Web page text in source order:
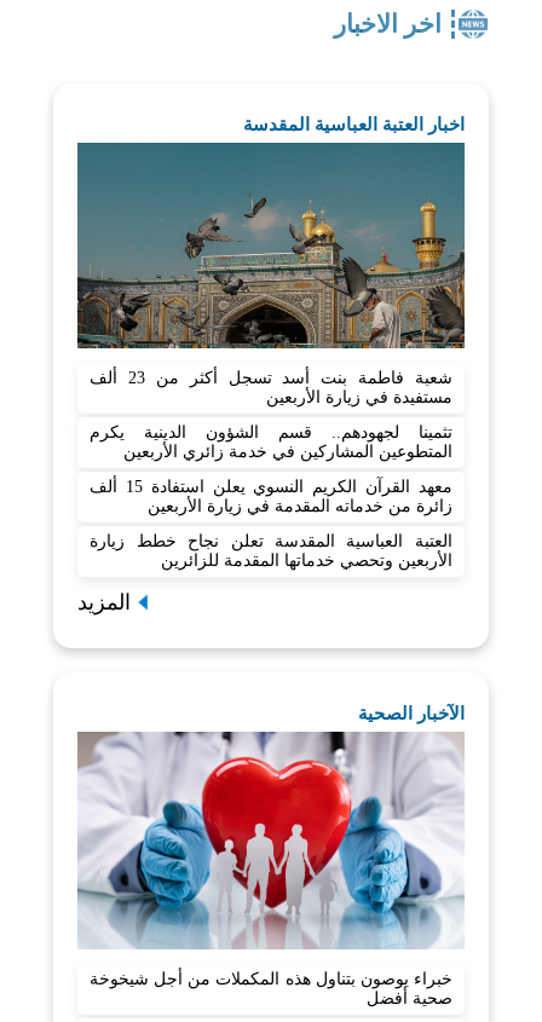
اخر الاخبار
اخبار العتبة العباسية المقدسة
شعبة فاطمة بنت أسد تسجل أكثر من 23 ألف
مستفيدة في زيارة الأربعين
تثمينا لجهودهم.. قسم الشؤون الدينية يكرم
المتطوعين المشاركين في خدمة زائري الأربعين
معهد القرآن الكريم النسوي يعلن استفادة 15 ألف
زائرة من خدماته المقدمة في زيارة الأربعين
العتبة العباسية المقدسة تعلن نجاح خطط زيارة
الأربعين وتحصي خدماتها المقدمة للزائرين
المزيد
الآخبار الصحية
خبراء يوصون بتناول هذه المكملات من أجل شيخوخة
صحية أفضل